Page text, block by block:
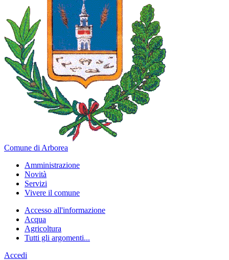
Comune di Arborea
Amministrazione
Novità
Servizi
Vivere il comune
Accesso all'informazione
Acqua
Agricoltura
Tutti gli argomenti...
Accedi